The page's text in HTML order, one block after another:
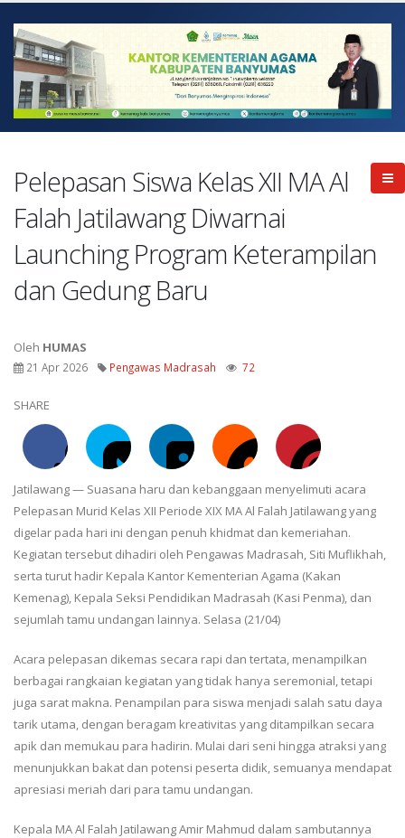
Pelepasan Siswa Kelas XII MA Al
Falah Jatilawang Diwarnai
Launching Program Keterampilan
dan Gedung Baru
Oleh HUMAS
21 Apr 2026 Pengawas Madrasah 72
SHARE
Jatilawang — Suasana haru dan kebanggaan menyelimuti acara
Pelepasan Murid Kelas XII Periode XIX MA Al Falah Jatilawang yang
digelar pada hari ini dengan penuh khidmat dan kemeriahan.
Kegiatan tersebut dihadiri oleh Pengawas Madrasah, Siti Muflikhah,
serta turut hadir Kepala Kantor Kementerian Agama (Kakan
Kemenag), Kepala Seksi Pendidikan Madrasah (Kasi Penma), dan
sejumlah tamu undangan lainnya. Selasa (21/04)
Acara pelepasan dikemas secara rapi dan tertata, menampilkan
berbagai rangkaian kegiatan yang tidak hanya seremonial, tetapi
juga sarat makna. Penampilan para siswa menjadi salah satu daya
tarik utama, dengan beragam kreativitas yang ditampilkan secara
apik dan memukau para hadirin. Mulai dari seni hingga atraksi yang
menunjukkan bakat dan potensi peserta didik, semuanya mendapat
apresiasi meriah dari para tamu undangan.
Kepala MA Al Falah Jatilawang Amir Mahmud dalam sambutannya